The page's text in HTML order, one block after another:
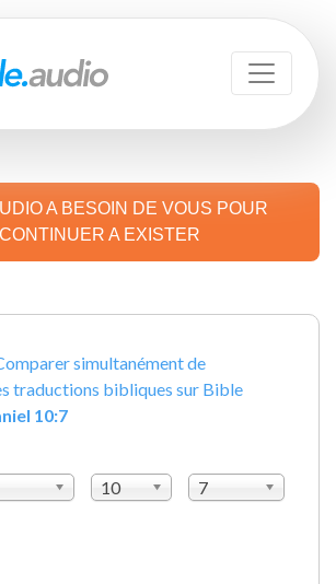
A BESOIN DE VOUS POUR
CONTINUER A EXISTER
simultanément de
traductions bibliques sur Bible
10:7
10 7